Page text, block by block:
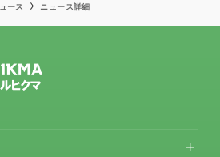
ース ニュース詳細